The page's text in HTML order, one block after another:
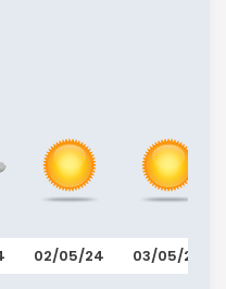
02/05/24 03/05/24